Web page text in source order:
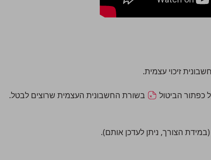
זיכוי עצמית.
כפתור הביטול
בשורת החשבונית העצמית שרוצים לבטל.
הצורך, ניתן לעדכן אותם).